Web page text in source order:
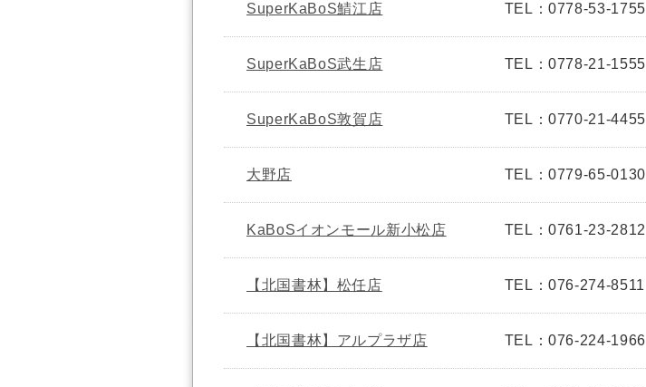
SuperKaBoS鯖江店 TEL：0778-53-1755
SuperKaBoS武生店 TEL：0778-21-1555
SuperKaBoS敦賀店 TEL：0770-21-4455
大野店 TEL：0779-65-0130
KaBoSイオンモール新小松店 TEL：0761-23-2812
【北国書林】松任店 TEL：076-274-8511
【北国書林】アルプラザ店 TEL：076-224-1966